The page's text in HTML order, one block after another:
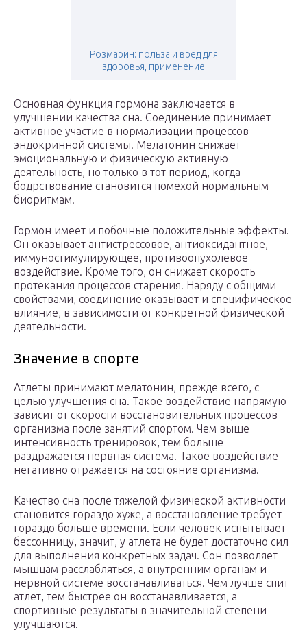
Розмарин: польза и вред для
здоровья, применение
Основная функция гормона заключается в
улучшении качества сна. Соединение принимает
активное участие в нормализации процессов
эндокринной системы. Мелатонин снижает
эмоциональную и физическую активную
деятельность, но только в тот период, когда
бодрствование становится помехой нормальным
биоритмам.
Гормон имеет и побочные положительные эффекты.
Он оказывает антистрессовое, антиоксидантное,
иммуностимулирующее, противоопухолевое
воздействие. Кроме того, он снижает скорость
протекания процессов старения. Наряду с общими
свойствами, соединение оказывает и специфическое
влияние, в зависимости от конкретной физической
деятельности.
Значение в спорте
Атлеты принимают мелатонин, прежде всего, с
целью улучшения сна. Такое воздействие напрямую
зависит от скорости восстановительных процессов
организма после занятий спортом. Чем выше
интенсивность тренировок, тем больше
раздражается нервная система. Такое воздействие
негативно отражается на состояние организма.
Качество сна после тяжелой физической активности
становится гораздо хуже, а восстановление требует
гораздо больше времени. Если человек испытывает
бессонницу, значит, у атлета не будет достаточно сил
для выполнения конкретных задач. Сон позволяет
мышцам расслабляться, а внутренним органам и
нервной системе восстанавливаться. Чем лучше спит
атлет, тем быстрее он восстанавливается, а
спортивные результаты в значительной степени
улучшаются.